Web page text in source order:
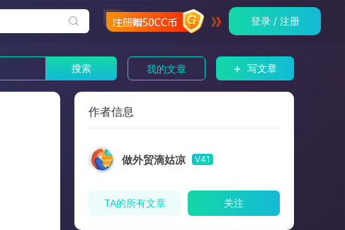
登录 / 注册
搜索 我的文章 + 写文章
作者信息
做外贸滴姑凉 V41
TA的所有文章 关注